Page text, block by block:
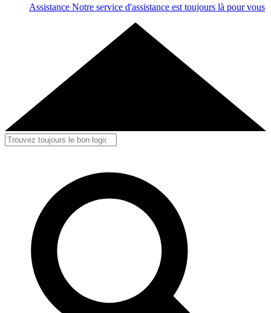
Assistance Notre service d'assistance est toujours là pour vous